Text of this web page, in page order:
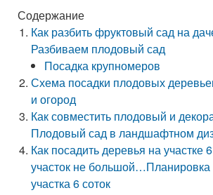
Содержание
Как разбить фруктовый сад на
Разбиваем плодовый сад
Посадка крупномеров
Схема посадки плодовых
и огород
Как совместить плодовый и
Плодовый сад в ландшафтном
Как посадить деревья на участке
участок не большой…Планировка
участка 6 соток